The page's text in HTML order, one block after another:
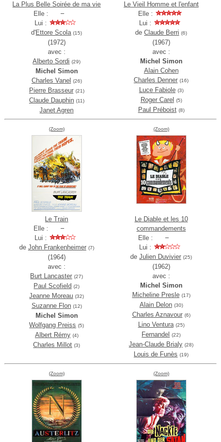
La Plus Belle Soirée de ma vie
Elle :
Lui :
d'Ettore Scola (15)
(1972)
avec :
Alberto Sordi (29)
Michel Simon
Charles Vanel
(26)
Pierre Brasseur (21)
Claude Dauphin (11)
Janet Agren
Le Vieil Homme et l'enfant
Elle :
Lui :
deClaude Berri (6)
(1967)
avec :
Michel Simon
Alain Cohen
Charles Denner (16)
Luce Fabiole (3)
Roger Carel (5)
Paul Préboist (8)
(Zoom)
Le Train
Elle :
Lui :
de John Frankenheimer (7)
(1964)
avec :
Burt Lancaster (27)
Paul Scofield (2)
Jeanne Moreau (32)
Suzanne Flon (12)
Michel Simon
Wolfgang Preiss (5)
Albert Rémy (4)
Charles Millot (3)
(Zoom)
Le Diable et les 10
commandements
Elle :
Lui :
deJulien Duvivier (25)
(1962)
avec :
Michel Simon
Micheline Presle (17)
Alain Delon (30)
Charles Aznavour (6)
Lino Ventura (25)
Fernandel (22)
Jean-Claude Brialy (28)
Louis de Funès (19)
(Zoom) (Zoom)